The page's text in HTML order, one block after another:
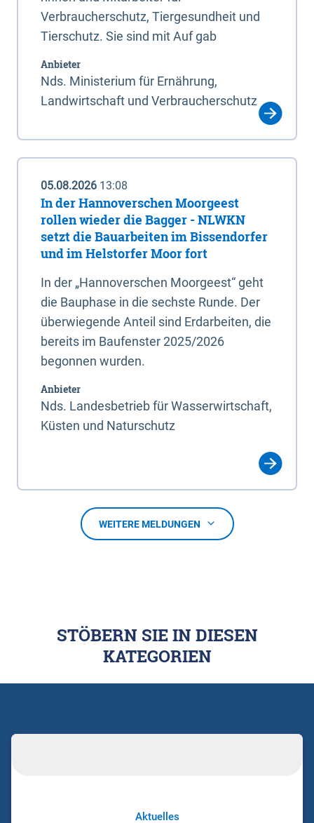
Verbraucherschutz, Tiergesundheit und
Tierschutz. Sie sind mit Auf gab
Anbieter
Nds. Ministerium für Ernährung,
Landwirtschaft und Verbraucherschutz
05.08.2026 13:08
In der Hannoverschen Moorgeest
rollen wieder die Bagger - NLWKN
setzt die Bauarbeiten im Bissendorfer
und im Helstorfer Moor fort
In der „Hannoverschen Moorgeest“ geht
die Bauphase in die sechste Runde. Der
überwiegende Anteil sind Erdarbeiten, die
bereits im Baufenster 2025/2026
begonnen wurden.
Anbieter
Nds. Landesbetrieb für Wasserwirtschaft,
Küsten und Naturschutz
WEITERE MELDUNGEN
STÖBERN SIE IN DIESEN
KATEGORIEN
Aktuelles